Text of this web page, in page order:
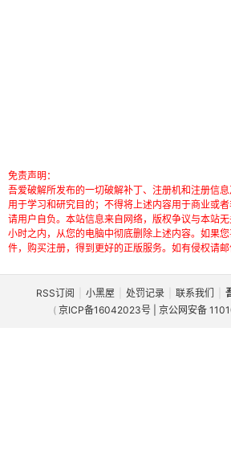
免责声明：
吾爱破解所发布的一切破解补丁、注册机和注册信
用于学习和研究目的；不得将上述内容用于商业或
请用户自负。本站信息来自网络，版权争议与本站
小时之内，从您的电脑中彻底删除上述内容。如果
件，购买注册，得到更好的正版服务。如有侵权请邮
RSS订阅 小黑屋 处罚记录 联系我们
( 京ICP备16042023号 | 京公网安备